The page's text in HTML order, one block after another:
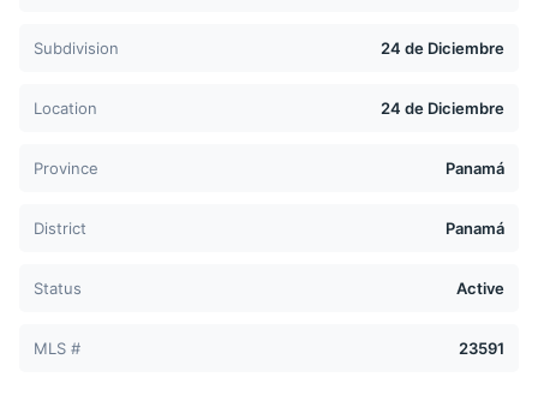
Subdivision 24 de Diciembre
Location 24 de Diciembre
Province Panamá
District Panamá
Status Active
MLS # 23591